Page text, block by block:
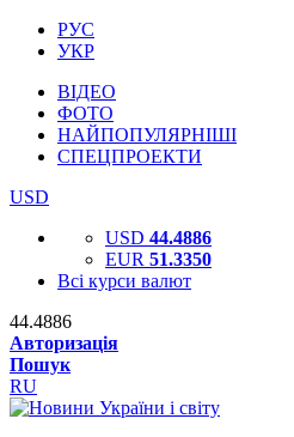
РУС
УКР
ВІДЕО
ФОТО
НАЙПОПУЛЯРНІШІ
СПЕЦПРОЕКТИ
USD
USD 44.4886
EUR 51.3350
Всі курси валют
44.4886
Авторизація
Пошук
RU